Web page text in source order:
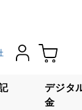
デジタ
金